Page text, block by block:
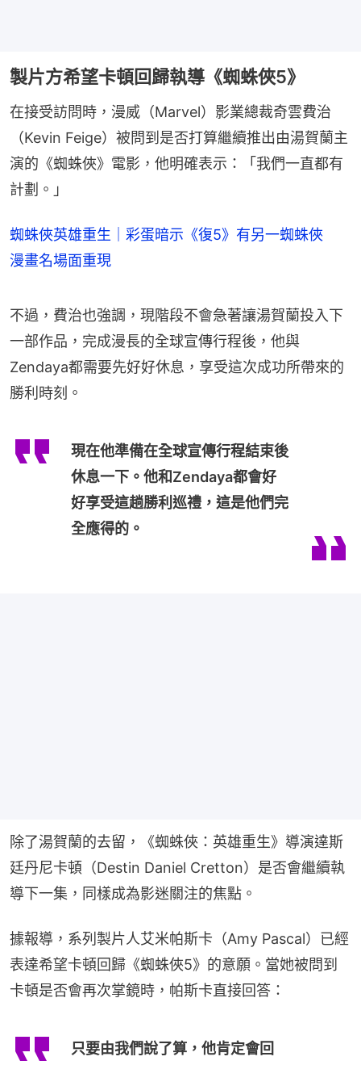
製片方希望卡頓回歸執導《蜘蛛俠5》
在接受訪問時，漫威（Marvel）影業總裁奇雲費治
（Kevin Feige）被問到是否打算繼續推出由湯賀蘭主
演的《蜘蛛俠》電影，他明確表示：「我們一直都有
計劃。」
蜘蛛俠英雄重生｜彩蛋暗示《復5》有另一蜘蛛俠
漫畫名場面重現
不過，費治也強調，現階段不會急著讓湯賀蘭投入下
一部作品，完成漫長的全球宣傳行程後，他與
Zendaya都需要先好好休息，享受這次成功所帶來的
勝利時刻。
現在他準備在全球宣傳行程結束後
休息一下。他和Zendaya都會好
好享受這趟勝利巡禮，這是他們完
全應得的。
除了湯賀蘭的去留，《蜘蛛俠：英雄重生》導演達斯
廷丹尼卡頓（Destin Daniel Cretton）是否會繼續執
導下一集，同樣成為影迷關注的焦點。
據報導，系列製片人艾米帕斯卡（Amy Pascal）已經
表達希望卡頓回歸《蜘蛛俠5》的意願。當她被問到
卡頓是否會再次掌鏡時，帕斯卡直接回答：
只要由我們說了算，他肯定會回